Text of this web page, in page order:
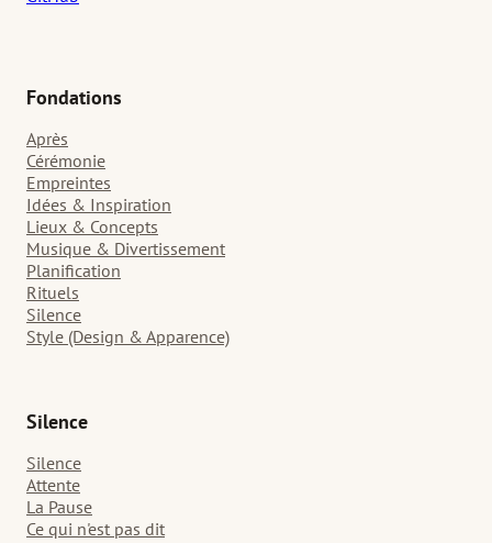
Fondations
Après
Cérémonie
Empreintes
Idées & Inspiration
Lieux & Concepts
Musique & Divertissement
Planification
Rituels
Silence
Style (Design & Apparence)
Silence
Silence
Attente
La Pause
Ce qui n'est pas dit